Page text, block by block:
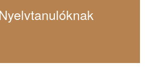
Nyelvtanulóknak